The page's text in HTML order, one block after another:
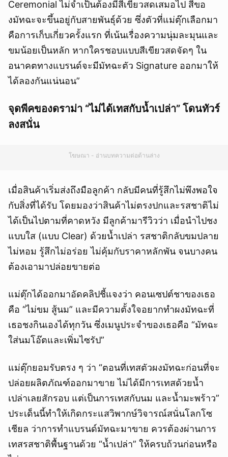
Ceremonial ไม่จำเป็นต้องมีสีเขียวสดเสมอไป สีขอ
งมัทฉะจะขึ้นอยู่กับสายพันธุ์ด้วย ซึ่งตัวที่แม่ตุ๊กเลือกมา
คือการเก็บเกี่ยวครั้งแรก ที่เน้นเรื่องความนุ่มละมุนและ
ขมน้อยเป็นหลัก หากใครชอบแบบสีเขียวสดจัดๆ ใน
อนาคตทางแบรนด์จะมีมัทฉะตัว Signature ออกมาให้
ได้ลองกันแน่นอน”
จุดพีคของดราม่า “ไม่ได้เทสกับน้ำเปล่า” โดนทัวร์
ลงสนั่น
โฆษณา - อ่านบทความต่อด้านล่าง
เมื่อสินค้าเริ่มส่งถึงมือลูกค้า กลับมีคนที่รู้สึกไม่พึงพอใจ
กับสิ่งที่ได้รับ โดยมองว่าสินค้าไม่ตรงปกและรสชาติไม่
ได้เป็นไปตามที่คาดหวัง มีลูกค้ามารีวิวว่า เมื่อนำไปชง
แบบใส (แบบ Clear) ด้วยน้ำเปล่า รสชาติกลับขมปลาย
ไม่หอม รู้สึกไม่อร่อย ไม่คุ้มกับราคาหลักพัน จนบางคน
ต้องเอามาปล่อยขายต่อ
แม่ตุ๊กได้ออกมาอัดคลิปชี้แจงว่า คอนเซปต์ชาของเธอ
คือ “ไม่ขม สู้นม” และมีความตั้งใจอยากทำผงมัทฉะที่
เธอชงกินเองได้ทุกวัน ซึ่งเมนูประจำของเธอคือ “มัทฉะ
ใส่นมโอ๊ตและเพิ่มไซรัป”
แม่ตุ๊กยอมรับตรง ๆ ว่า “ตอนที่เทสตัวผงมัทฉะก่อนที่จะ
ปล่อยผลิตภัณฑ์ออกมาขาย ไม่ได้มีการเทสด้วยน้ำ
เปล่าเลยสักรอบ แต่เป็นการเทสกับนม และน้ำมะพร้าว”
ประเด็นนี้ทำให้เกิดกระแสวิพากษ์วิจารณ์สนั่นโลกโซ
เชียล ว่าการทำแบรนด์มัทฉะมาขาย ควรต้องผ่านการ
เทสรสชาติพื้นฐานด้วย “น้ำเปล่า” ให้ครบถ้วนก่อนหรือ